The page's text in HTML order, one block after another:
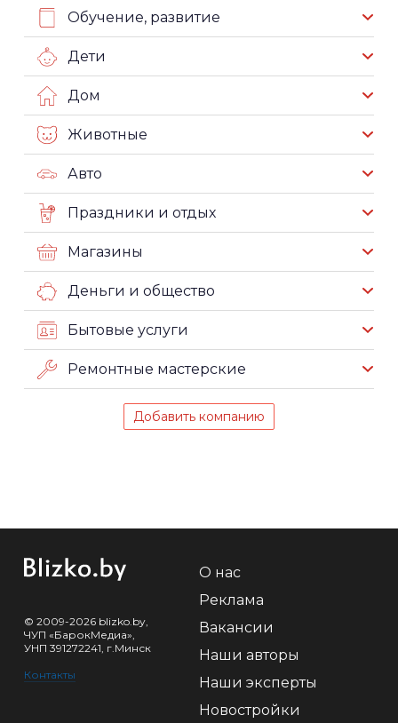
Обучение, развитие
Дети
Дом
Животные
Авто
Праздники и отдых
Магазины
Деньги и общество
Бытовые услуги
Ремонтные мастерские
Добавить компанию
© 2009-2026 blizko.by,
ЧУП «БарокМедиа»,
УНП 391272241, г.Минск
Контакты
О нас
Реклама
Вакансии
Наши авторы
Наши эксперты
Новостройки